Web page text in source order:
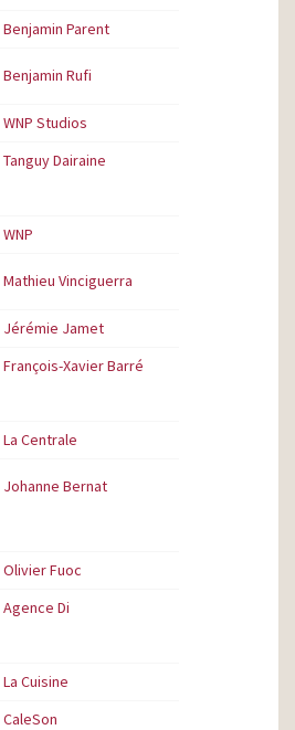
Benjamin Parent
Benjamin Rufi
WNP Studios
Tanguy Dairaine
WNP
Mathieu Vinciguerra
Jérémie Jamet
François-Xavier Barré
La Centrale
Johanne Bernat
Olivier Fuoc
Agence Di
La Cuisine
CaleSon